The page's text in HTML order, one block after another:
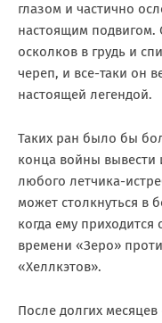
глазом и частично
настоящим подвигом.
осколков в грудь и
череп, и все-таки он
настоящей легендой.
Таких ран было бы
конца войны вывести
любого летчика-
может столкнуться в
когда ему приходится
времени «Зеро»
«Хеллкэтов».
После долгих